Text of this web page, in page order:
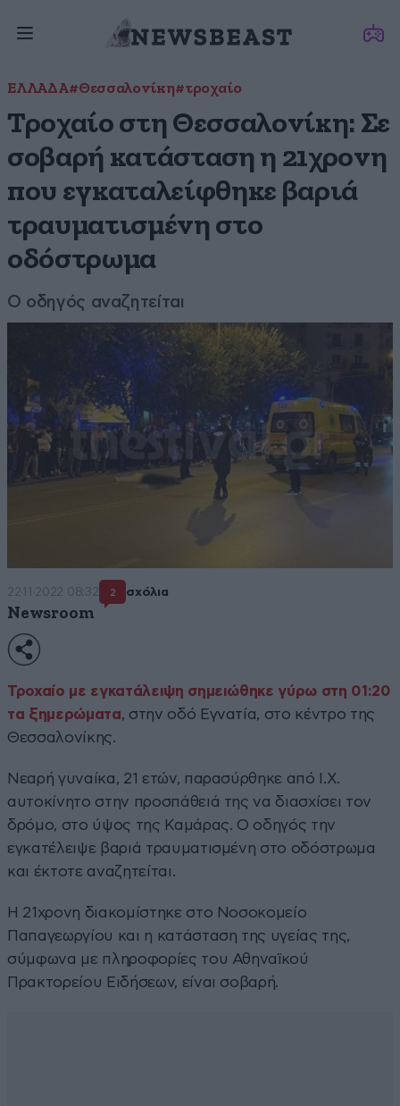
ΕΛΛΑΔΑ#Θεσσαλονίκη#τροχαίο
Τροχαίο στη Θεσσαλονίκη: Σε
σοβαρή κατάσταση η 21χρονη
που εγκαταλείφθηκε βαριά
τραυματισμένη στο
οδόστρωμα
Ο οδηγός αναζητείται
22·11·2022 08:32 2 σχόλια
Newsroom
Τροχαίο με εγκατάλειψη σημειώθηκε γύρω στη 01:20
τα ξημερώματα, στην οδό Εγνατία, στο κέντρο της
Θεσσαλονίκης.
Νεαρή γυναίκα, 21 ετών, παρασύρθηκε από Ι.Χ.
αυτοκίνητο στην προσπάθειά της να διασχίσει τον
δρόμο, στο ύψος της Καμάρας. Ο οδηγός την
εγκατέλειψε βαριά τραυματισμένη στο οδόστρωμα
και έκτοτε αναζητείται.
Η 21χρονη διακομίστηκε στο Νοσοκομείο
Παπαγεωργίου και η κατάσταση της υγείας της,
σύμφωνα με πληροφορίες του Αθηναϊκού
Πρακτορείου Ειδήσεων, είναι σοβαρή.